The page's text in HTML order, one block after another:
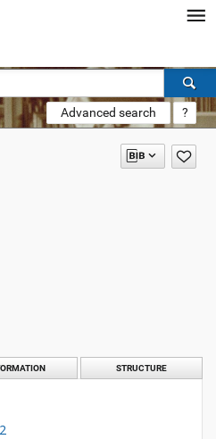
Advanced search ?
STRUCTURE